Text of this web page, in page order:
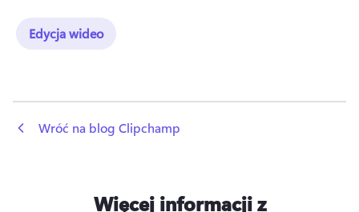
Edycja wideo
Wróć na blog Clipchamp
Więcej informacji z